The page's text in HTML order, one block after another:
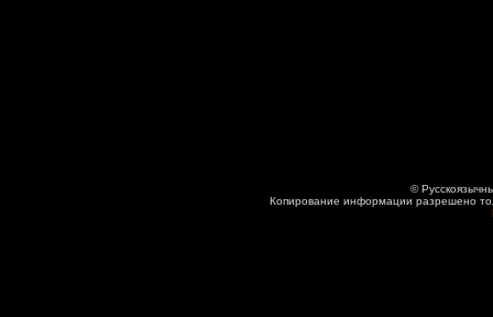
©
Копирование информации разрешено